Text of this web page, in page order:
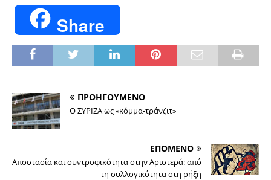
Share
ΠΡΟΗΓΟΥΜΕΝΟ
Ο ΣΥΡΙΖΑ ως «κόμμα-τράνζιτ»
ΕΠΟΜΕΝΟ
Αποστασία και συντροφικότητα στην Αριστερά: από
τη συλλογικότητα στη ρήξη